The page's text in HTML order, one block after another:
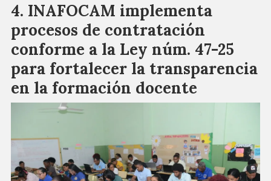
INAFOCAM implementa
procesos de contratación
conforme a la Ley núm. 47-25
para fortalecer la transparencia
en la formación docente